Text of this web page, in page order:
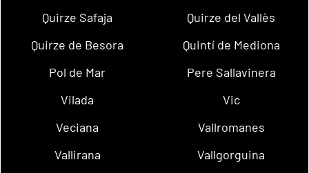
Quirze Safaja
Quirze del Vallès
Quirze de Besora
Quintí de Mediona
Pol de Mar
Pere Sallavinera
Vilada
Vic
Veciana
Vallromanes
Vallirana
Vallgorguina